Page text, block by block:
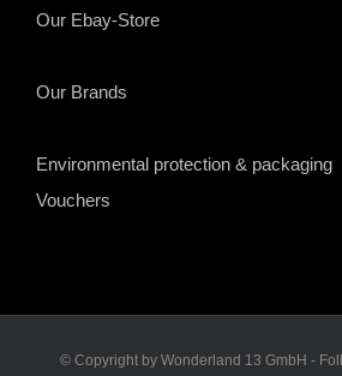
Our Ebay-Store
Our Brands
Environmental protection & packaging
Vouchers
© Copyright by Wonderland 13 GmbH -